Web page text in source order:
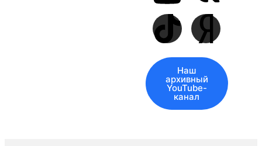
Наш
архивный
YouTube-
канал